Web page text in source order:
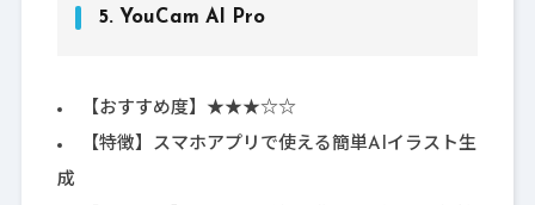
5. YouCam AI Pro
【おすすめ度】★★★☆☆
【特徴】スマホアプリで使える簡単AIイラスト生
成